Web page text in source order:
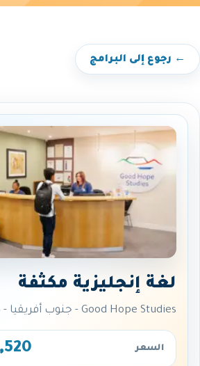
← رجوع إلى البرامج
لغة إنجليزية مكثفة
Good Hope Studies - جنوب أفريقيا - كيب تاون
السعر